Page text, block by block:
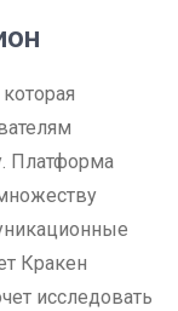
Платформа
Кракен
исследовать